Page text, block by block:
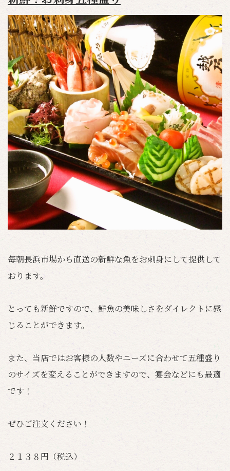
毎朝長浜市場から直送の新鮮な魚をお刺身にして提供して
おります。
とっても新鮮ですので、鮮魚の美味しさをダイレクトに感
じることができます。
また、当店ではお客様の人数やニーズに合わせて五種盛り
のサイズを変えることができますので、宴会などにも最適
です！
ぜひご注文ください！
２１３８円（税込）